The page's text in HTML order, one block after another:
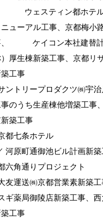
ウェスティン都ホテ
ューアル工事、京都梅小
ケイコン本社建替
厚生棟新築工事、京都リ
工事
ントリープロダクツ㈱宇
のうち生産棟他増築工事、
築工事
都七条ホテル
河原町通御池ビル計画新
六角通りプロジェクト
友運送㈱京都営業素新築
ギ薬局御陵店新築工事、
工事